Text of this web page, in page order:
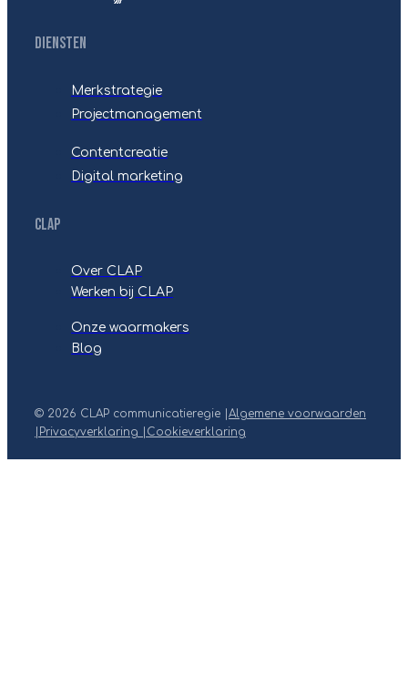
Diensten
Merkstrategie
Projectmanagement
Contentcreatie
Digital marketing
CLAP
Over CLAP
Werken bij CLAP
Onze waarmakers
Blog
© 2026 CLAP communicatieregie | Algemene voorwaarden
Privacyverklaring | Cookieverklaring